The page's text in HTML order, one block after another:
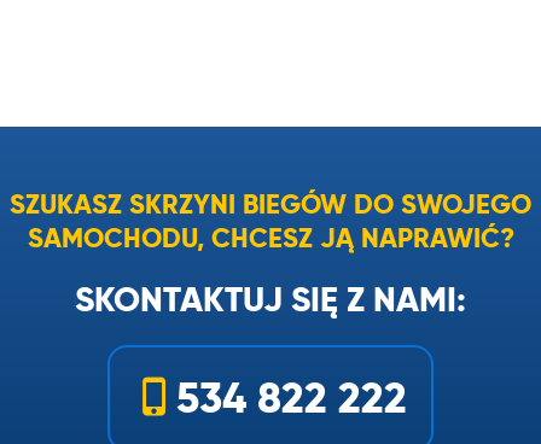
SZUKASZ SKRZYNI BIEGÓW DO SWOJEGO
SAMOCHODU, CHCESZ JĄ NAPRAWIĆ?
SKONTAKTUJ SIĘ Z NAMI:
534 822 222